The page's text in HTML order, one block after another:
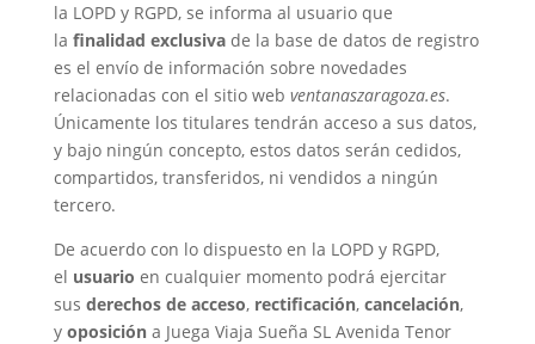
la LOPD y RGPD, se informa al usuario que
la finalidad exclusivade la base de datos de registro
es el envío de información sobre novedades
relacionadas con el sitio web ventanaszaragoza.es.
Únicamente los titulares tendrán acceso a sus datos,
y bajo ningún concepto, estos datos serán cedidos,
compartidos, transferidos, ni vendidos a ningún
tercero.
De acuerdo con lo dispuesto en la LOPD y RGPD,
el usuario en cualquier momento podrá ejercitar
sus derechos de acceso, rectificación, cancelación,
y oposicióna Juega Viaja Sueña SL Avenida Tenor